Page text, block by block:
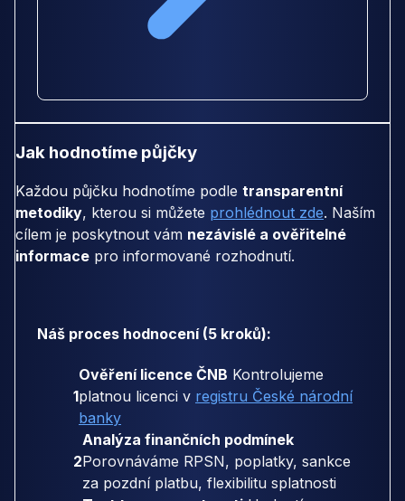
Jak hodnotíme půjčky
Každou půjčku hodnotíme podle transparentní
metodiky, kterou si můžete prohlédnout zde. Naším
cílem je poskytnout vám nezávislé a ověřitelné
informace pro informované rozhodnutí.
Náš proces hodnocení (5 kroků):
1
Ověření licence ČNB Kontrolujeme
platnou licenci v registru České národní
banky
2
Analýza finančních podmínek
Porovnáváme RPSN, poplatky, sankce
za pozdní platbu, flexibilitu splatnosti